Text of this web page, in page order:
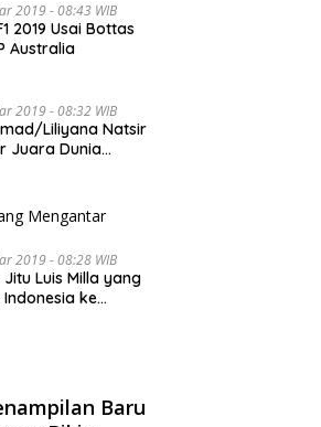
2019 - 08:43 WIB
2019 Usai Bottas
Australia
2019 - 08:32 WIB
Liliyana Natsir
Juara Dunia
2019 - 08:28 WIB
Luis Milla yang
ke
Baru